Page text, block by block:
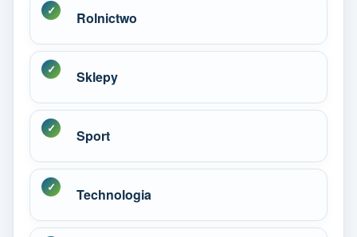
Rolnictwo
Sklepy
Sport
Technologia